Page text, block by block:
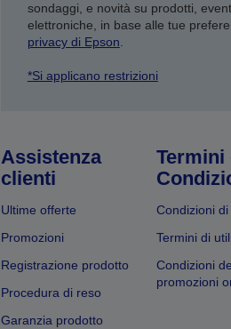
sondaggi, e novità su prodotti,
elettroniche, in base alle tue
privacy di Epson.
*Si applicano restrizioni
Assistenza
clienti
Ultime offerte
Promozioni
Registrazione prodotto
Procedura di reso
Garanzia prodotto
Termini
Condizioni
Termini di
Condizioni
promozioni